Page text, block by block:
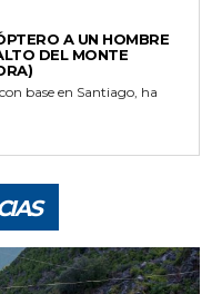
A UN HOMBRE
DEL MONTE
base en Santiago, ha